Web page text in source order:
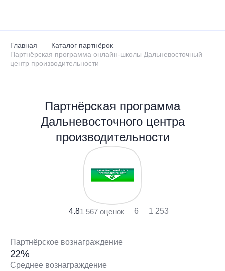
Главная
Каталог партнёрок
Партнёрская программа онлайн-школы Дальневосточный
центр производительности
Партнёрская программа
Дальневосточного центра
производительности
4.81 567 оценок 6 1 253
Партнёрское вознаграждение
22%
Среднее вознаграждение